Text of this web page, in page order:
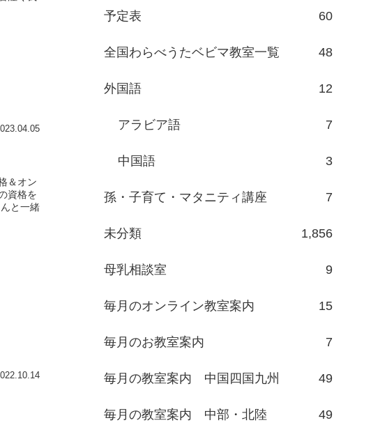
＆オン
資格を
と一緒
予定表 60
全国わらべうたベビマ教室一覧 48
外国語 12
アラビア語 7
中国語 3
孫・子育て・マタニティ講座 7
未分類 1,856
母乳相談室 9
毎月のオンライン教室案内 15
毎月のお教室案内 7
毎月の教室案内 中国四国九州 49
毎月の教室案内 中部・北陸 49